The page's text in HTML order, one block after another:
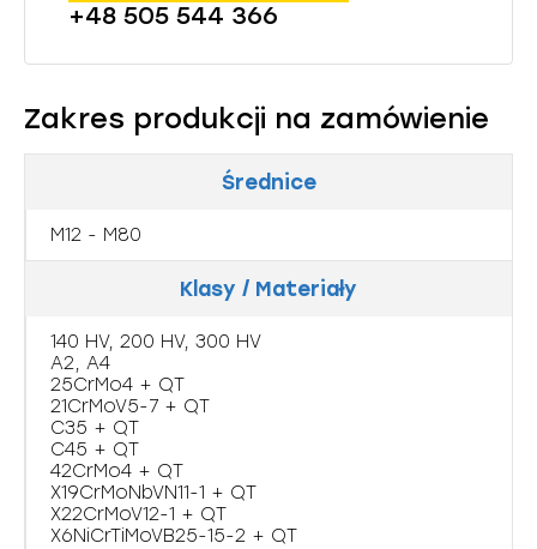
+48 505 544 366
Zakres produkcji na zamówienie
Średnice
M12 - M80
Klasy / Materiały
140 HV, 200 HV, 300 HV
A2, A4
25CrMo4 + QT
21CrMoV5-7 + QT
C35 + QT
C45 + QT
42CrMo4 + QT
X19CrMoNbVN11-1 + QT
X22CrMoV12-1 + QT
X6NiCrTiMoVB25-15-2 + QT